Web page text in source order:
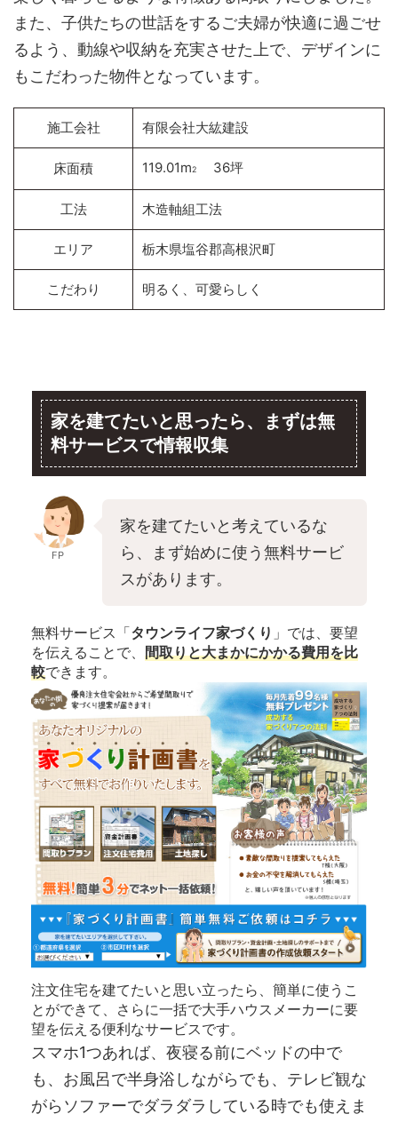
また、子供たちの世話をするご夫婦が快適に過ごせ
るよう、動線や収納を充実させた上で、デザインに
もこだわった物件となっています。
施工会社 有限会社大紘建設
床面積 119.01m2 36坪
工法 木造軸組工法
エリア 栃木県塩谷郡高根沢町
こだわり 明るく、可愛らしく
家を建てたいと思ったら、まずは無
料サービスで情報収集
FP
家を建てたいと考えているな
ら、まず始めに使う無料サービ
スがあります。
無料サービス「タウンライフ家づくり 」では、要望
を伝えることで、 間取りと大まかにかかる費用を比
較できます。
注文住宅を建てたいと思い立ったら、簡単に使うこ
とができて、さらに一括で大手ハウスメーカーに要
望を伝える便利なサービスです。
スマホ1つあれば、夜寝る前にベッドの中で
も、お風呂で半身浴しながらでも、テレビ観な
がらソファーでダラダラしている時でも使えま